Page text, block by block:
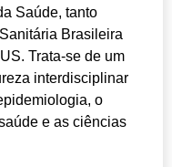
Saúde, tanto
Brasileira
Trata-se de um
interdisciplinar
o
e as ciências